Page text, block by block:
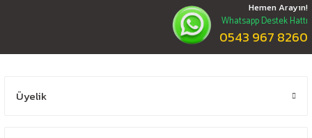
Hemen Arayın!
Whatsapp Destek Hattı
0543 967 8260
Üyelik